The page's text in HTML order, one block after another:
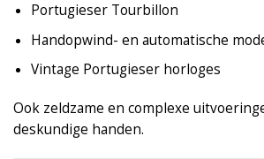
Portugieser Tourbillon
Handopwind- en automatische
Vintage Portugieser horloges
Ook zeldzame en complexe
deskundige handen.